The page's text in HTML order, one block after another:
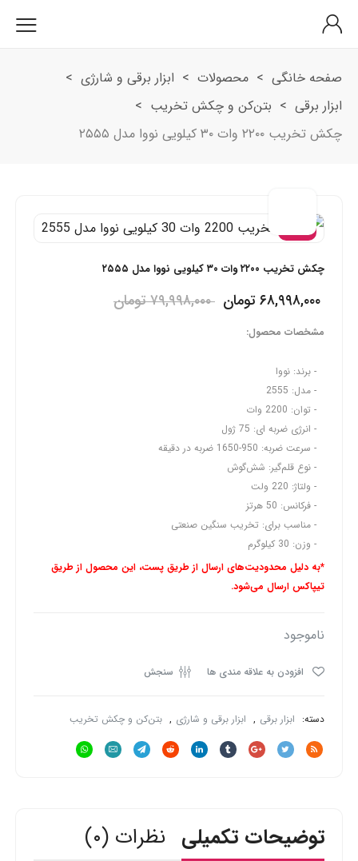
صفحه خانگی > محصولات > ابزار برقی و شارژی >
ابزار برقی > بتن‌کن و چکش تخریب >
چکش تخریب ۲۲۰۰ وات ۳۰ کیلویی نووا مدل ۲۵۵۵
چکش تخریب ۲۲۰۰ وات ۳۰ کیلویی نووا مدل ۲۵۵۵
تومان ۷۹,۹۹۸,۰۰۰ تومان
مشخصات محصول:
برند: نووا
مدل: 2555
توان: 2200 وات
انرژی ضربه ای: ‌75 ژول
سرعت ضربه: 950-1650 ضربه در دقیقه
نوع قلم‌گیر: شش‌گوش
ولتاژ: 220 ولت
فرکانس: 50 هرتز
مناسب برای: تخریب سنگین صنعتی
وزن: 30 کیلوگرم
*به دلیل محدودیت‌های ارسال از طریق پست، این محصول از طریق
تیپاکس ارسال می‌شود.
ناموجود
افزودن به علاقه مندی ها سنجش
دسته: ابزار برقی , ابزار برقی و شارژی , بتن‌کن و چکش تخریب
توضیحات تکمیلی نظرات (۰)